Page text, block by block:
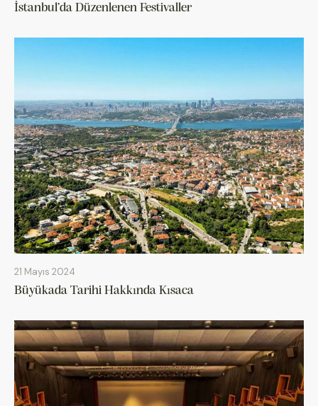
İstanbul’da Düzenlenen Festivaller
21 Mayıs 2024
Büyükada Tarihi Hakkında Kısaca